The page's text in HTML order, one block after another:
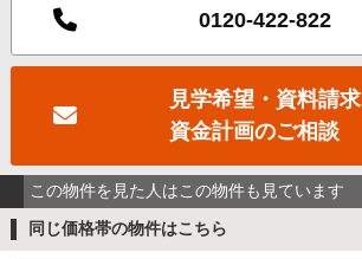
0120-422-822
見学希望・資料請求
資金計画のご相談
この物件を見た人はこの物件も見ています
同じ価格帯の物件はこちら